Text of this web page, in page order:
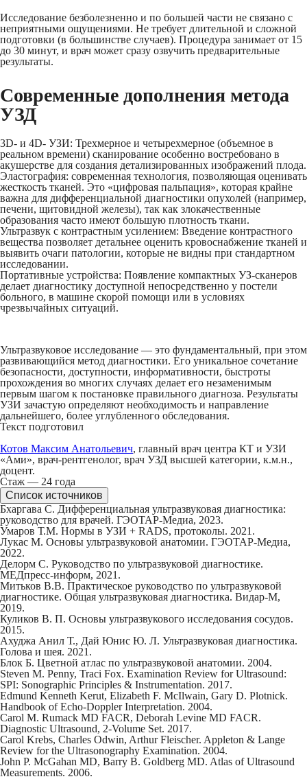
Исследование безболезненно и по большей части не связано с
неприятными ощущениями. Не требует длительной и сложной
подготовки (в большинстве случаев). Процедура занимает от 15
до 30 минут, и врач может сразу озвучить предварительные
результаты.
Современные дополнения метода
УЗД
3D- и 4D- УЗИ: Трехмерное и четырехмерное (объемное в
реальном времени) сканирование особенно востребовано в
акушерстве для создания детализированных изображений плода.
Эластография: современная технология, позволяющая оценивать
жесткость тканей. Это «цифровая пальпация», которая крайне
важна для дифференциальной диагностики опухолей (например,
печени, щитовидной железы), так как злокачественные
образования часто имеют большую плотность ткани.
Ультразвук с контрастным усилением: Введение контрастного
вещества позволяет детальнее оценить кровоснабжение тканей и
выявить очаги патологии, которые не видны при стандартном
исследовании.
Портативные устройства: Появление компактных УЗ-сканеров
делает диагностику доступной непосредственно у постели
больного, в машине скорой помощи или в условиях
чрезвычайных ситуаций.
Ультразвуковое исследование — это фундаментальный, при этом
развивающийся метод диагностики. Его уникальное сочетание
безопасности, доступности, информативности, быстроты
прохождения во многих случаях делает его незаменимым
первым шагом к постановке правильного диагноза. Результаты
УЗИ зачастую определяют необходимость и направление
дальнейшего, более углубленного обследования.
Текст подготовил
Котов Максим Анатольевич, главный врач центра КТ и УЗИ
«Ами», врач-рентгенолог, врач УЗД высшей категории, к.м.н.,
доцент.
Стаж — 24 года
Список источников
Бхаргава С. Дифференциальная ультразвуковая диагностика:
руководство для врачей. ГЭОТАР-Медиа, 2023.
Умаров Т.М. Нормы в УЗИ + RADS, протоколы. 2021.
Лукас М. Основы ультразвуковой анатомии. ГЭОТАР-Медиа,
2022.
Делорм С. Руководство по ультразвуковой диагностике.
МЕДпресс-информ, 2021.
Митьков В.В. Практическое руководство по ультразвуковой
диагностике. Общая ультразвуковая диагностика. Видар-М,
2019.
Куликов В. П. Основы ультразвукового исследования сосудов.
2015.
Ахуджа Анил Т., Дай Юнис Ю. Л. Ультразвуковая диагностика.
Голова и шея. 2021.
Блок Б. Цветной атлас по ультразвуковой анатомии. 2004.
Steven M. Penny, Traci Fox. Examination Review for Ultrasound:
SPI: Sonographic Principles & Instrumentation. 2017.
Edmund Kenneth Kerut, Elizabeth F. McIlwain, Gary D. Plotnick.
Handbook of Echo-Doppler Interpretation. 2004.
Carol M. Rumack MD FACR, Deborah Levine MD FACR.
Diagnostic Ultrasound, 2-Volume Set. 2017.
Carol Krebs, Charles Odwin, Arthur Fleischer. Appleton & Lange
Review for the Ultrasonography Examination. 2004.
John P. McGahan MD, Barry B. Goldberg MD. Atlas of Ultrasound
Measurements. 2006.